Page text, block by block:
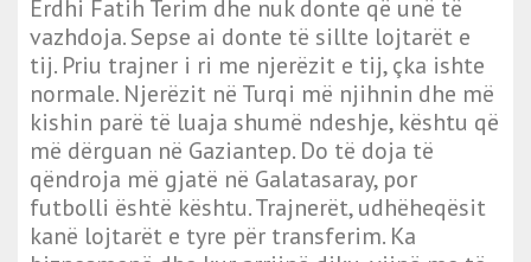
Erdhi Fatih Terim dhe nuk donte që unë të
vazhdoja. Sepse ai donte të sillte lojtarët e
tij. Priu trajner i ri me njerëzit e tij, çka ishte
normale. Njerëzit në Turqi më njihnin dhe më
kishin parë të luaja shumë ndeshje, kështu që
më dërguan në Gaziantep. Do të doja të
qëndroja më gjatë në Galatasaray, por
futbolli është kështu. Trajnerët, udhëheqësit
kanë lojtarët e tyre për transferim. Ka